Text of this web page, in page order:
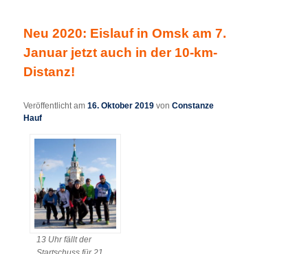
Neu 2020: Eislauf in Omsk am 7.
Januar jetzt auch in der 10-km-
Distanz!
Veröffentlicht am16. Oktober 2019 vonConstanze
Hauf
13 Uhr fällt der